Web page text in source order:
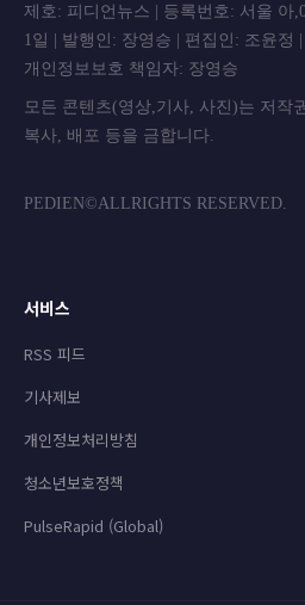
제호: 피디언뉴스 | 등록번호: 서울 아
1일 | 발행인: 장영승 | 편집인: 조윤정
개인정보보호 책임자: 장영승
모든 콘텐츠(영상,기사, 사진)는 저작
복사, 배포
PEDIEN©ALLRIGHTS RESERVED.
서비스
RSS 피드
기사제보
개인정보처리방침
청소년보호정책
PulseRapid (Global)